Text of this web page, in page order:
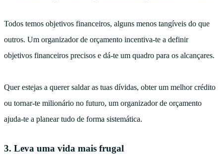
Todos temos objetivos financeiros, alguns menos tangíveis do que
outros. Um organizador de orçamento incentiva-te a definir
objetivos financeiros precisos e dá-te um quadro para os alcançares.
Quer estejas a querer saldar as tuas dívidas, obter um melhor crédito
ou tornar-te milionário no futuro, um organizador de orçamento
ajuda-te a planear tudo de forma sistemática.
3. Leva uma vida mais frugal